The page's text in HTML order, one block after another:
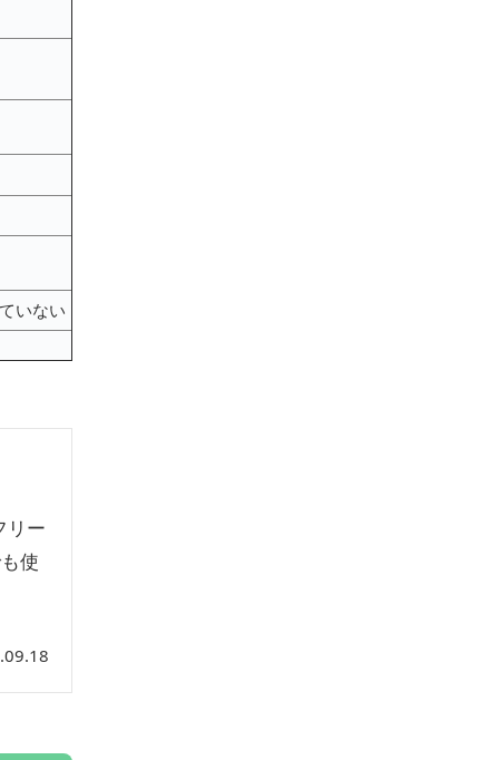
いない
リー
使